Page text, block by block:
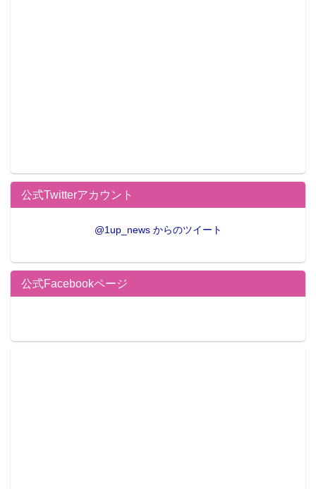
公式Twitterアカウント
@1up_news からのツイート
公式Facebookページ